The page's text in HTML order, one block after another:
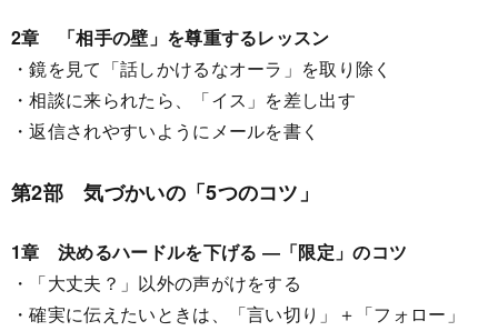
2章 「相手の壁」を尊重するレッスン
・鏡を見て「話しかけるなオーラ」を取り除く
・相談に来られたら、「イス」を差し出す
・返信されやすいようにメールを書く
第2部 気づかいの「5つのコツ」
1章 決めるハードルを下げる ―「限定」のコツ
・「大丈夫？」以外の声がけをする
・確実に伝えたいときは、「言い切り」＋「フォロー」